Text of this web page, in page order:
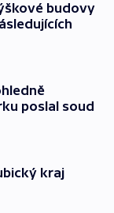
budovy
poslal soud
kraj